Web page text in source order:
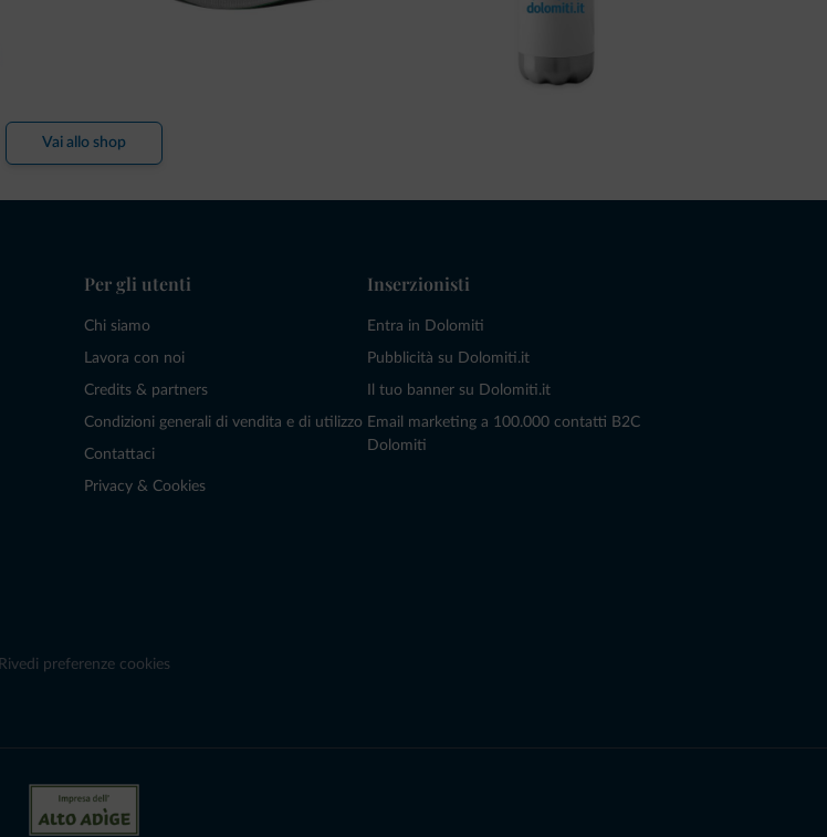
Vai allo shop
Per gli utenti
Chi siamo
Lavora con noi
Credits & partners
Condizioni generali di vendita e di utilizzo
Contattaci
Privacy & Cookies
Inserzionisti
Entra in Dolomiti
Pubblicità su Dolomiti.it
Il tuo banner su Dolomiti.it
Email marketing a 100.000 contatti B2C
Dolomiti
Rivedi preferenze cookies